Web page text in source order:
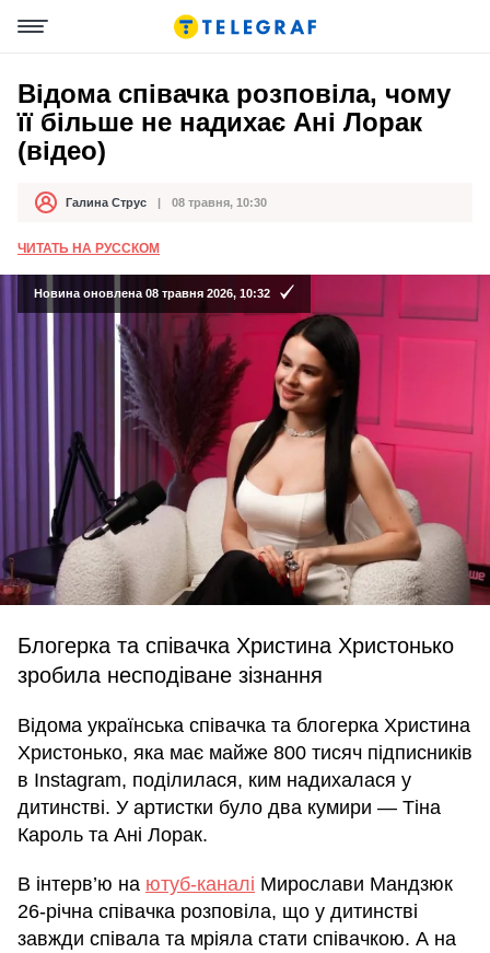
Відома співачка розповіла, чому
її більше не надихає Ані Лорак
(відео)
АвторГалина Струс
Дата публікації 08 травня, 10:30
ЧИТАТЬ НА РУССКОМ
Новина оновлена 08 травня 2026, 10:32
Блогерка та співачка Христина Христонько
зробила несподіване зізнання
Відома українська співачка та блогерка Христина
Христонько, яка має майже 800 тисяч підписників
в Instagram, поділилася, ким надихалася у
дитинстві. У артистки було два кумири — Тіна
Кароль та Ані Лорак.
В інтерв’ю на ютуб-каналі Мирослави Мандзюк
26-річна співачка розповіла, що у дитинстві
завжди співала та мріяла стати співачкою. А на